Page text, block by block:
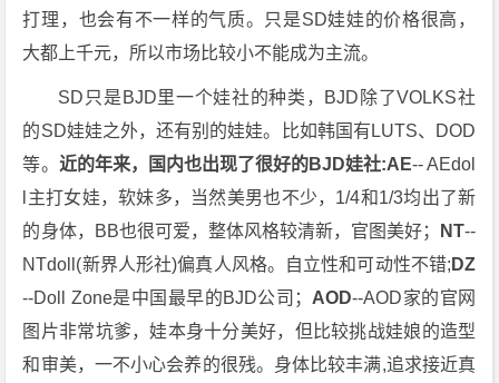
打理，也会有不一样的气质。只是SD娃娃的价格很高，
大都上千元，所以市场比较小不能成为主流。
SD只是BJD里一个娃社的种类，BJD除了VOLKS社
的SD娃娃之外，还有别的娃娃。比如韩国有LUTS、DOD
等。 近的年来，国内也出现了很好的BJD娃社:AE-- AEdol
l主打女娃，软妹多，当然美男也不少，1/4和1/3均出了新
的身体，BB也很可爱，整体风格较清新，官图美好；
NT--
NTdoll(新界人形社)偏真人风格。自立性和可动性不错; DZ
--Doll Zone是中国最早的BJD公司； AOD--AOD家的官网
图片非常坑爹，娃本身十分美好，但比较挑战娃娘的造型
和审美，一不小心会养的很残。身体比较丰满,追求接近真